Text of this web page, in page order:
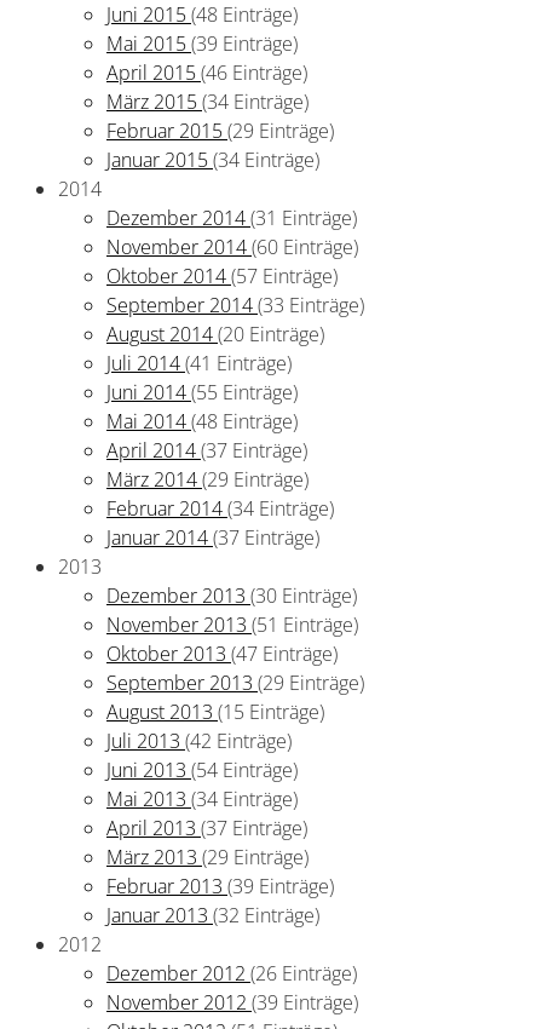
Juni 2015(48 Einträge)
Mai 2015(39 Einträge)
April 2015(46 Einträge)
März 2015(34 Einträge)
Februar 2015(29 Einträge)
Januar 2015(34 Einträge)
2014
Dezember 2014(31 Einträge)
November 2014(60 Einträge)
Oktober 2014(57 Einträge)
September 2014(33 Einträge)
August 2014(20 Einträge)
Juli 2014(41 Einträge)
Juni 2014(55 Einträge)
Mai 2014(48 Einträge)
April 2014(37 Einträge)
März 2014(29 Einträge)
Februar 2014(34 Einträge)
Januar 2014(37 Einträge)
2013
Dezember 2013 (30 Einträge)
November 2013 (51 Einträge)
Oktober 2013 (47 Einträge)
September 2013 (29 Einträge)
August 2013 (15 Einträge)
Juli 2013 (42 Einträge)
Juni 2013 (54 Einträge)
Mai 2013 (34 Einträge)
April 2013 (37 Einträge)
März 2013 (29 Einträge)
Februar 2013 (39 Einträge)
Januar 2013 (32 Einträge)
2012
Dezember 2012 (26 Einträge)
November 2012 (39 Einträge)